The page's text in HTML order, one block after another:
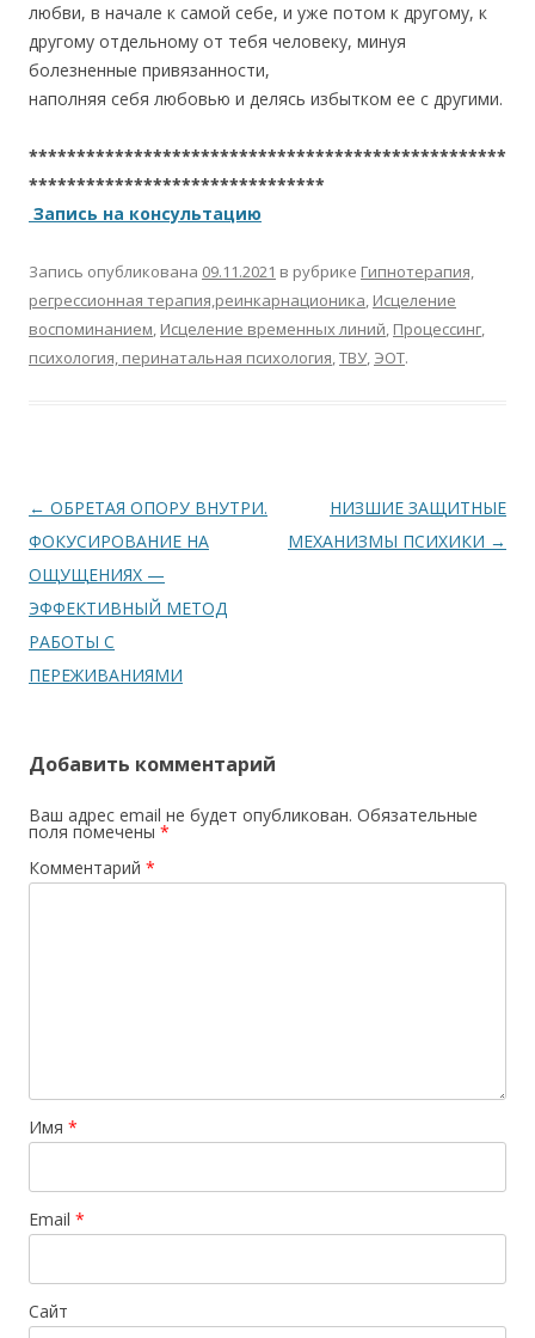
любви, в начале к самой себе, и уже потом к другому, к
другому отдельному от тебя человеку, минуя
болезненные привязанности,
наполняя себя любовью и делясь избытком ее с другими.
**************************************************
*******************************
Запись на консультацию
Запись опубликована 09.11.2021 в рубрике Гипнотерапия,
регрессионная терапия,реинкарнационика, Исцеление
воспоминанием, Исцеление временных линий, Процессинг,
психология, перинатальная психология,ТВУ, ЭОТ.
Навигация по записям
← ОБРЕТАЯ ОПОРУ ВНУТРИ.
ФОКУСИРОВАНИЕ НА
ОЩУЩЕНИЯХ —
ЭФФЕКТИВНЫЙ МЕТОД
РАБОТЫ С
ПЕРЕЖИВАНИЯМИ
НИЗШИЕ ЗАЩИТНЫЕ
МЕХАНИЗМЫ ПСИХИКИ →
Добавить комментарий
Ваш адрес email не будет опубликован. Обязательные
поля помечены *
Комментарий *
Имя *
Email *
Сайт